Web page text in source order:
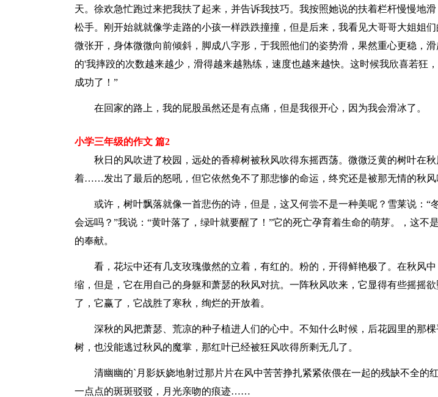
天。徐欢急忙跑过来把我扶了起来，并告诉我技巧。我按照她说的扶着栏杆慢慢地
松手。刚开始就就像学走路的小孩一样跌跌撞撞，但是后来，我看见大哥哥大姐姐
微张开，身体微微向前倾斜，脚成八字形，于我照他们的姿势滑，果然重心更稳，
的'我摔跤的次数越来越少，滑得越来越熟练，速度也越来越快。这时候我欣喜若狂
成功了！”
在回家的路上，我的屁股虽然还是有点痛，但是我很开心，因为我会滑冰了。
小学三年级的作文 篇2
秋日的风吹进了校园，远处的香樟树被秋风吹得东摇西荡。微微泛黄的树叶在秋
着……发出了最后的怒吼，但它依然免不了那悲惨的命运，终究还是被那无情的秋
或许，树叶飘落就像一首悲伤的诗，但是，这又何尝不是一种美呢？雪莱说：“
会远吗？”我说：“黄叶落了，绿叶就要醒了！”它的死亡孕育着生命的萌芽。，这不
的奉献。
看，花坛中还有几支玫瑰傲然的立着，有红的。粉的，开得鲜艳极了。在秋风中
缩，但是，它在用自己的身躯和萧瑟的秋风对抗。一阵秋风吹来，它显得有些摇摇
了，它赢了，它战胜了寒秋，绚烂的开放着。
深秋的风把萧瑟、荒凉的种子植进人们的心中。不知什么时候，后花园里的那棵
树，也没能逃过秋风的魔掌，那红叶已经被狂风吹得所剩无几了。
清幽幽的`月影妖娆地射过那片片在风中苦苦挣扎紧紧依偎在一起的残缺不全的
一点点的斑斑驳驳，月光亲吻的痕迹……